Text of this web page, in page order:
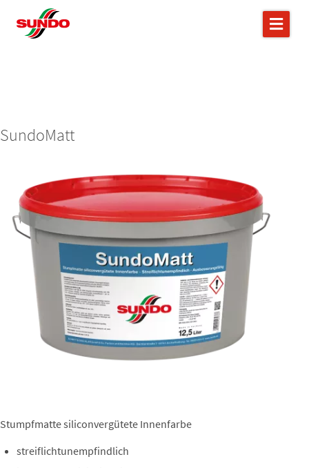
SundoMatt
Stumpfmatte siliconvergütete Innenfarbe
streiflichtunempfindlich